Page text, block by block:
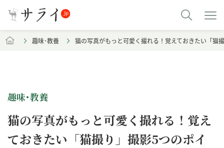
趣味･教養 猫の写真がもっと可愛く撮れる！覚えておきたい「猫
趣味･教養
猫の写真がもっと可愛く撮れる！覚え
ておきたい「猫撮り」撮影5つのポイ